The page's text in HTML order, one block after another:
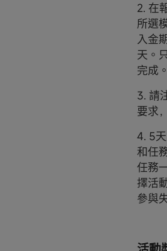
2. 在
所選
入金
天。
完成。
3. 請
要求
4. 5
和任
任務
擇活
參與